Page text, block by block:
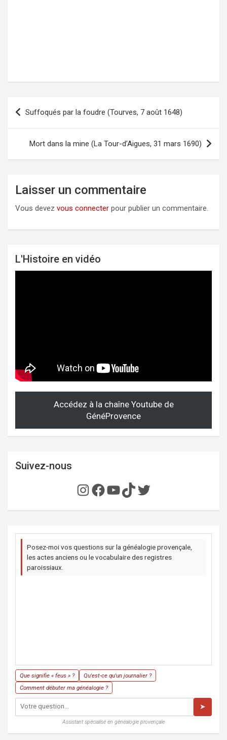
Navigation
de
l’article
Suffoqués par la foudre (Tourves, 7 août 1648)
Mort dans la mine (La Tour-d’Aigues, 31 mars 1690)
Laisser un commentaire
Vous devez vous connecter pour publier un commentaire.
L'Histoire en vidéo
Accédez à la chaîne Youtube de
GénéProvence
Suivez-nous
Instagram
Facebook
YouTube
TikTok
Twitter
Posez-moi vos questions sur la généalogie provençale,
les actes anciens ou le vocabulaire des registres
paroissiaux.
Que signifie « feus » ?
Qu'est-ce qu'un journalier ?
Comment débuter ma généalogie ?
➤
Assistant spécialisé en généalogie provençale